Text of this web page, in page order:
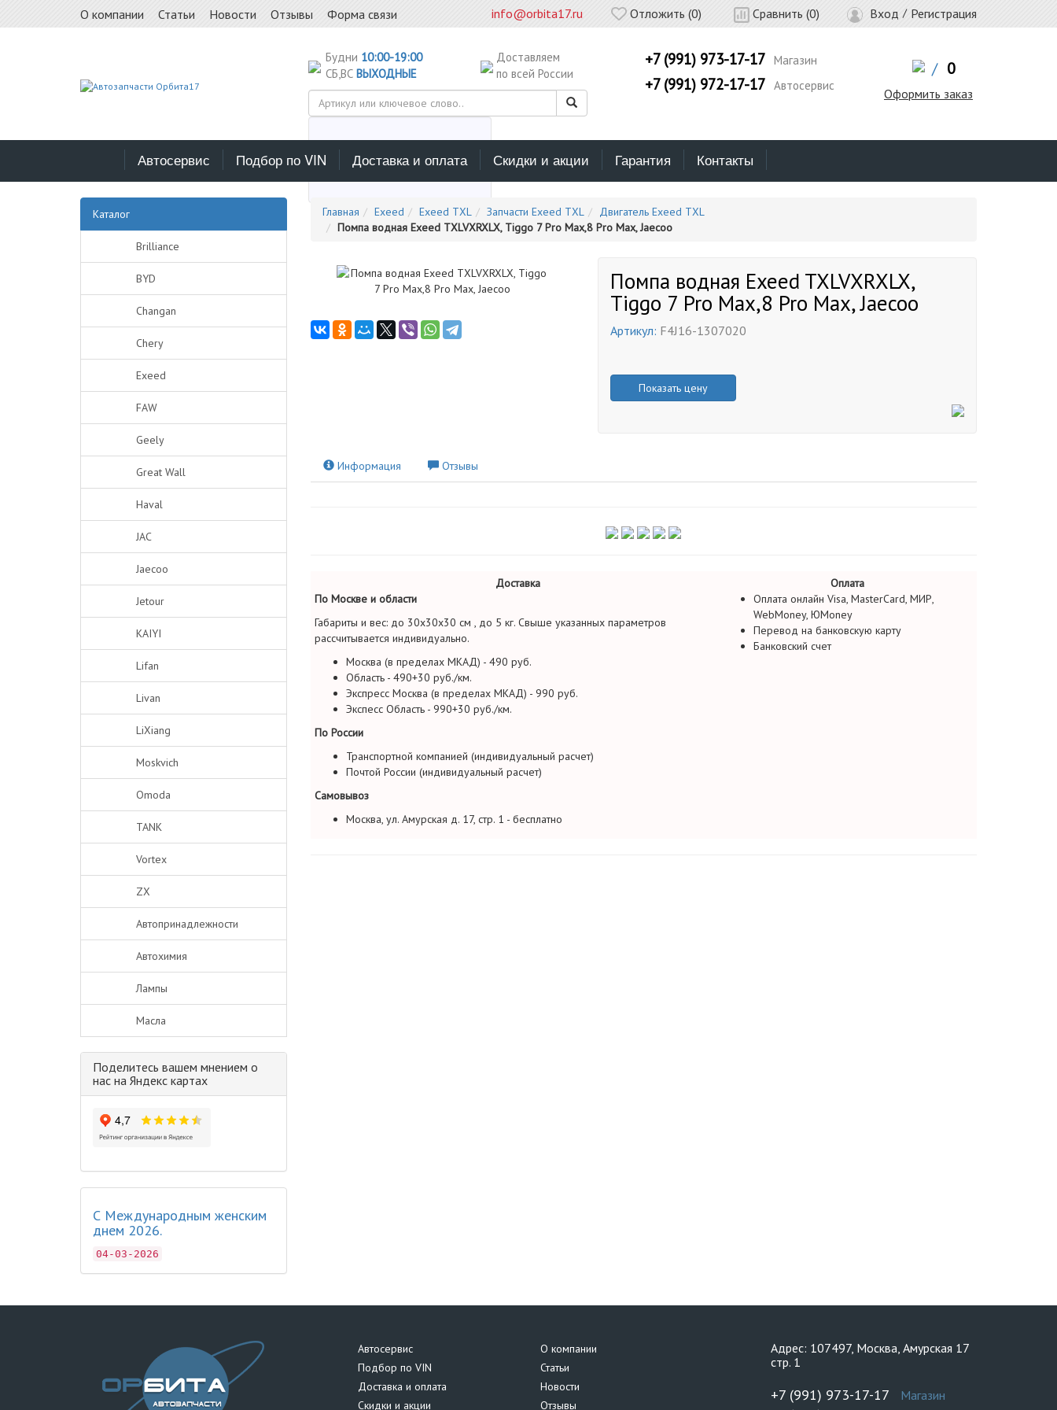
О компании Статьи Новости Отзывы Форма связи info@orbita17.ru Отложить (0) Сравнить (0) Вход / Регистрация
Будни 10:00-19:00
СБ,ВС ВЫХОДНЫЕ
Доставляем
по всей России
Выберите каталог поиска
+7 (991) 973-17-17 Магазин
+7 (991) 972-17-17 Автосервис
/ 0
Оформить заказ
Автосервис Подбор по VIN Доставка и оплата Скидки и акции Гарантия Контакты
Каталог
Brilliance
BYD
Changan
Chery
Exeed
FAW
Geely
Great Wall
Haval
JAC
Jaecoo
Jetour
KAIYI
Lifan
Livan
LiXiang
Moskvich
Omoda
TANK
Vortex
ZX
Автопринадлежности
Автохимия
Лампы
Масла
Поделитесь вашем мнением о
нас на Яндекс картах
С Международным женским
днем 2026.
04-03-2026
Главная Exeed Exeed TXL Запчасти Exeed TXL
Двигатель Exeed TXL
Помпа водная Exeed TXLVXRXLX, Tiggo 7 Pro Max,8 Pro Max, Jaecoo
Помпа водная Exeed TXLVXRXLX,
Tiggo 7 Pro Max,8 Pro Max, Jaecoo
Артикул: F4J16-1307020
Показать цену
Информация Отзывы
Доставка
Оплата
По Москве и области
Габариты и вес: до 30х30х30 см , до 5 кг. Свыше указанных параметров
рассчитывается индивидуально.
Москва (в пределах МКАД) - 490 руб.
Область - 490+30 руб./км.
Экспресс Москва (в пределах МКАД) - 990 руб.
Экспесс Область - 990+30 руб./км.
По России
Транспортной компанией (индивидуальный расчет)
Почтой России (индивидуальный расчет)
Самовывоз
Москва, ул. Амурская д. 17, стр. 1 - бесплатно
Оплата онлайн Visa, MasterCard, МИР,
WebMoney, ЮMoney
Перевод на банковскую карту
Банковский счет
Автосервис
Подбор по VIN
Доставка и оплата
Скидки и акции
О компании
Статьи
Новости
Отзывы
Адрес: 107497, Москва, Амурская 17
стр. 1
+7 (991) 973-17-17 Магазин